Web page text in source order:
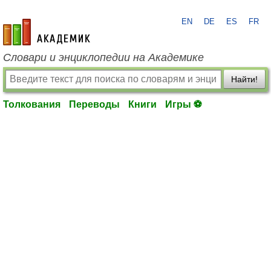
academic.ru
EN DE ES FR
Словари и энциклопедии на Академике
Найти!
Толкования Переводы Книги Игры ⚽